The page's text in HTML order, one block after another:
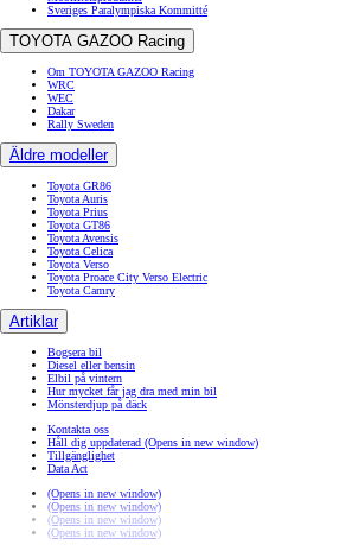
Sveriges Paralympiska Kommitté
TOYOTA GAZOO Racing
Om TOYOTA GAZOO Racing
WRC
WEC
Dakar
Rally Sweden
Äldre modeller
Toyota GR86
Toyota Auris
Toyota Prius
Toyota GT86
Toyota Avensis
Toyota Celica
Toyota Verso
Toyota Proace City Verso Electric
Toyota Camry
Artiklar
Bogsera bil
Diesel eller bensin
Elbil på vintern
Hur mycket får jag dra med min bil
Mönsterdjup på däck
Kontakta oss
Håll dig uppdaterad (Opens in new window)
Tillgänglighet
Data Act
(Opens in new window)
(Opens in new window)
(Opens in new window)
(Opens in new window)